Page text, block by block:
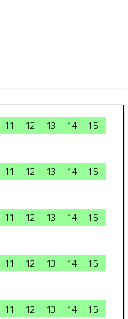
11 12 13 14
15
11 12 13 14
15
11 12 13 14
15
11 12 13 14
15
11 12 13 14
15